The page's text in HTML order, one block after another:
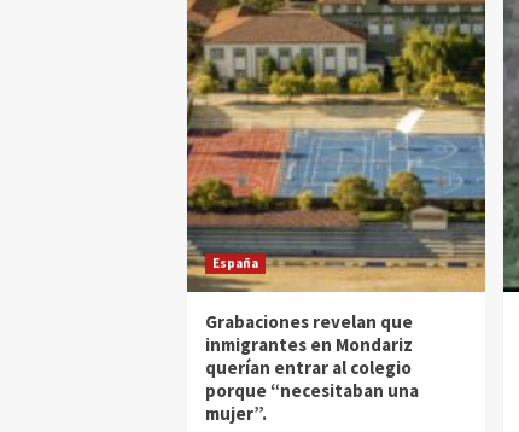
España
Grabaciones revelan que
inmigrantes en Mondariz
querían entrar al colegio
porque “necesitaban una
mujer”.